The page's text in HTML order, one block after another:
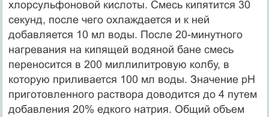
хлорсульфоновой кислоты. Смесь кипятится 30
секунд, после чего охлаждается и к ней
добавляется 10 мл воды. После 20-минутного
нагревания на кипящей водяной бане смесь
переносится в 200 миллилитровую колбу, в
которую приливается 100 мл воды. Значение рН
приготовленного раствора доводится до 4 путем
добавления 20% едкого натрия. Общий объем